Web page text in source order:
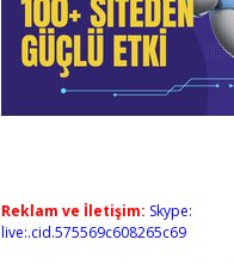
Reklam ve İletişim: Skype:
live:.cid.575569c608265c69